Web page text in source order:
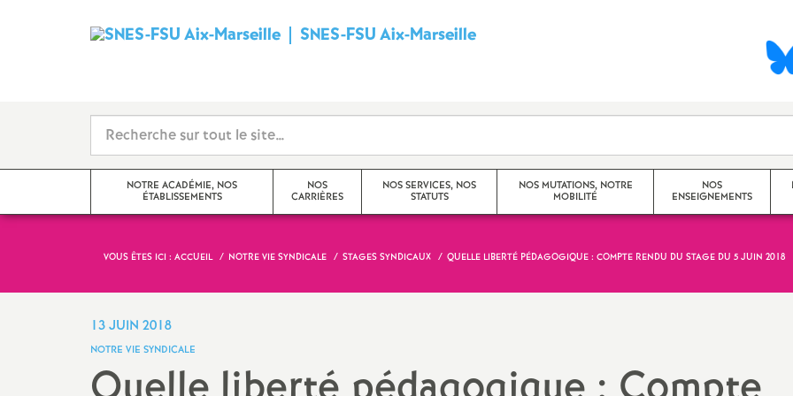
SNES-FSU Aix-MarseilleS
d
i
c
NOTRE ACADÉMIE, NOS
ÉTABLISSEMENTS
Actualités de l’académie
Actualités des établissements
NOS
CARRIÈRES
Formation
NOS SERVICES, NOS
STATUTS
NOS MUTATIONS, NOTRE
MOBILITÉ
Académique
NOS
ENSEIGNEMENTS
VOUS ÊTES ICI : ACCUEIL NOTRE VIE SYNDICALE STAGES SYNDICAUX QUELLE LIBERTÉ PÉDAGOGIQUE : COMPTE RENDU DU STAGE DU 5 JUIN 2018
13 JUIN 2018
NOTRE VIE SYNDICALE